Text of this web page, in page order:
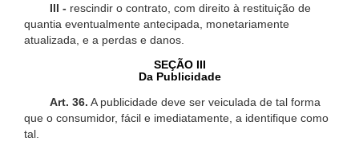
III - rescindir o contrato, com direito à restituição de
quantia eventualmente antecipada, monetariamente
atualizada, e a perdas e danos.
SEÇÃO III
Da Publicidade
Art. 36. A publicidade deve ser veiculada de tal forma
que o consumidor, fácil e imediatamente, a identifique como
tal.